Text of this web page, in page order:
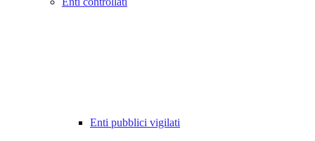
Enti pubblici vigilati